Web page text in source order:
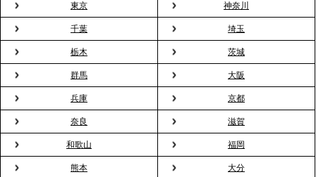
2026.3.23
プレスリリースのご案内｜入社式の“そのまま懇親
会”が企業で広がる。 新入社員の交流を支える『オフ
ィスケータリング』という新しい活用法
2026.3.20
NHK「ニュースウオッチ9」で、2ndTable「室内花
東京 神奈川
千葉 埼玉
栃木 茨城
群馬 大阪
兵庫 京都
奈良 滋賀
和歌山 福岡
熊本 大分